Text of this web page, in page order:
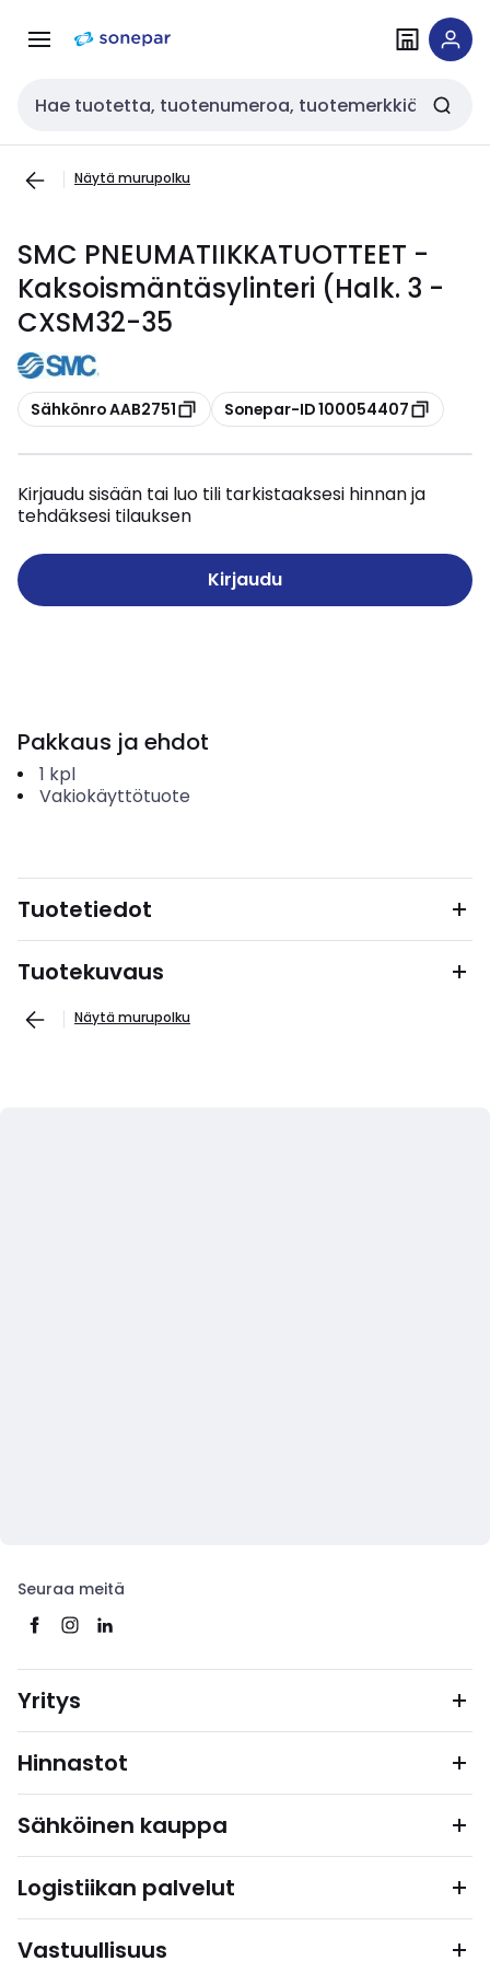
navigointiinsisältöön
Haku
Näytä murupolku
SMC PNEUMATIIKKATUOTTEET -
Kaksoismäntäsylinteri (Halk. 3 -
CXSM32-35
Kopioi
Sähkönro AAB2751 Kopioi
Sonepar-ID 100054407
Kirjaudu sisään tai luo tili tarkistaaksesi hinnan ja
tehdäksesi tilauksen
Kirjaudu
Pakkaus ja ehdot
1 kpl
Vakiokäyttötuote
Tuotetiedot
Tuotekuvaus
Näytä murupolku
Seuraa meitä
Yritys
Hinnastot
Sähköinen kauppa
Logistiikan palvelut
Vastuullisuus